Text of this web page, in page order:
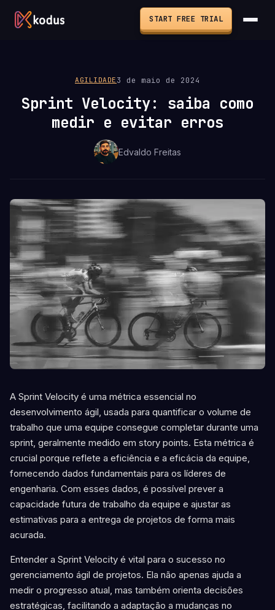
START FREE TRIAL
AGILIDADE 3 de maio de 2024
Sprint Velocity: saiba como
medir e evitar erros
Edvaldo Freitas
A Sprint Velocity é uma métrica essencial no
desenvolvimento ágil, usada para quantificar o volume de
trabalho que uma equipe consegue completar durante uma
sprint, geralmente medido em story points. Esta métrica é
crucial porque reflete a eficiência e a eficácia da equipe,
fornecendo dados fundamentais para os líderes de
engenharia. Com esses dados, é possível prever a
capacidade futura de trabalho da equipe e ajustar as
estimativas para a entrega de projetos de forma mais
acurada.
Entender a Sprint Velocity é vital para o sucesso no
gerenciamento ágil de projetos. Ela não apenas ajuda a
medir o progresso atual, mas também orienta decisões
estratégicas, facilitando a adaptação a mudanças no